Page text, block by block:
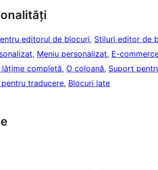
editorul de blocuri, Stiluri editor de
, Meniu personalizat, E-
lățime completă, O coloană, Suport
traducere, Blocuri late